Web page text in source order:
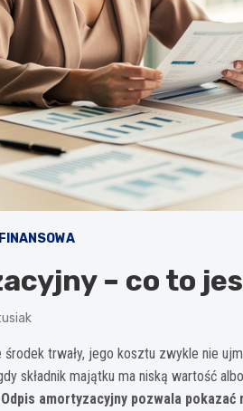
– co to
trwały, jego kosztu zwykle nie
składnik majątku ma niską wartość
Odpis amortyzacyjny pozwala